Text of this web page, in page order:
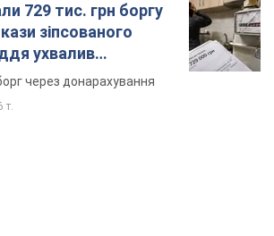
729 тис. грн боргу
зіпсованого
ухвалив
через донарахування
т.